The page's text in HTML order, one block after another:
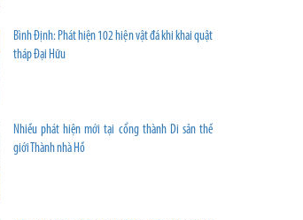
Bình Định: Phát hiện 102 hiện vật đá khi khai quật
tháp Đại Hữu
Nhiều phát hiện mới tại cổng thành Di sản thế
giới Thành nhà Hồ